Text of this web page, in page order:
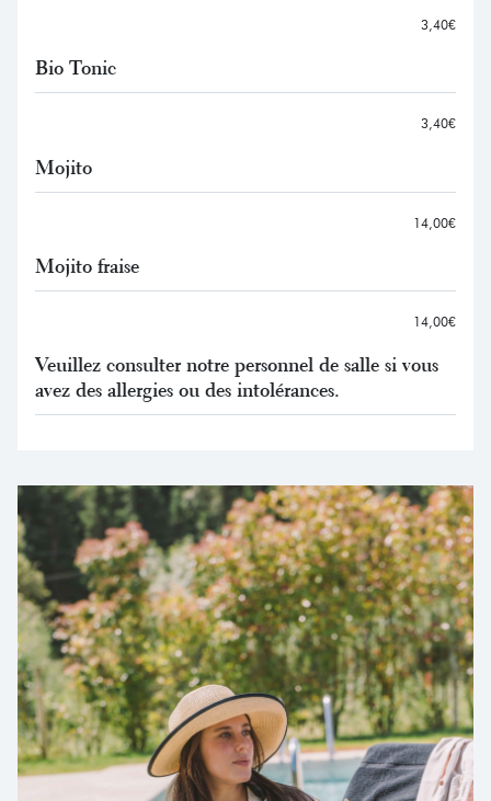
3,40€
Bio Tonic
3,40€
Mojito
14,00€
Mojito fraise
14,00€
Veuillez consulter notre personnel de salle si vous
avez des allergies ou des intolérances.